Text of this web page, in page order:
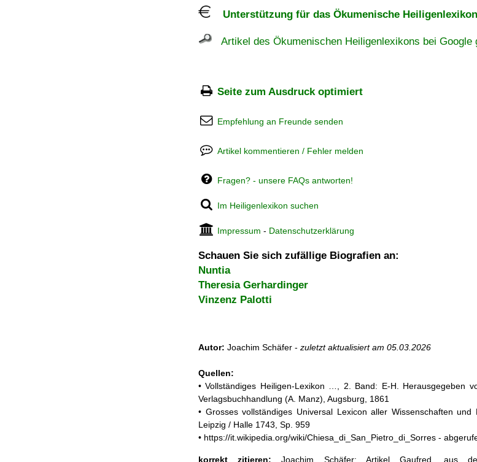
Unterstützung für das Ökumenische Heiligenlexikon
Artikel des Ökumenischen Heiligenlexikons bei Google
Seite zum Ausdruck optimiert
Empfehlung an Freunde senden
Artikel kommentieren / Fehler melden
Fragen? - unsere FAQs antworten!
Im Heiligenlexikon suchen
Impressum - Datenschutzerklärung
Schauen Sie sich zufällige Biografien an:
Nuntia
Theresia Gerhardinger
Vinzenz Palotti
Autor: Joachim Schäfer - zuletzt aktualisiert am 05.03.2026
Quellen:
• Vollständiges Heiligen-Lexikon …, 2. Band: E-H. Herausgegeben
Verlagsbuchhandlung (A. Manz), Augsburg, 1861
• Grosses vollständiges Universal Lexicon aller Wissenschaften
Leipzig / Halle 1743, Sp. 959
• https://it.wikipedia.org/wiki/Chiesa_di_San_Pietro_di_Sorres -
korrekt zitieren: Joachim Schäfer: ArtikelGaufred, aus